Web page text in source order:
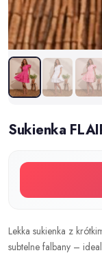
Sukienka
Lekka sukienka z
subtelne falbany –